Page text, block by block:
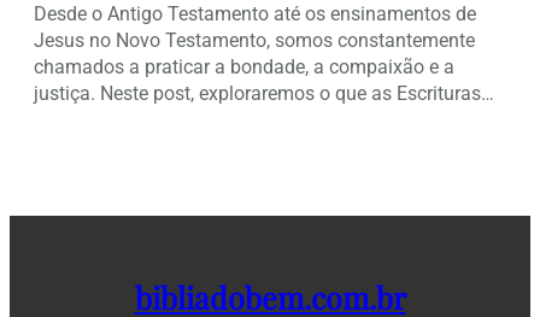
Desde o Antigo Testamento até os ensinamentos de
Jesus no Novo Testamento, somos constantemente
chamados a praticar a bondade, a compaixão e a
justiça. Neste post, exploraremos o que as Escrituras…
bibliadobem.com.br